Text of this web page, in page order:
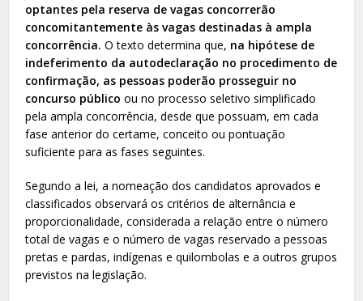
optantes pela reserva de vagas concorrerão
concomitantemente às vagas destinadas à ampla
concorrência.O texto determina que, na hipótese de
indeferimento da autodeclaração no procedimento de
confirmação, as pessoas poderão prosseguir no
concurso público ou no processo seletivo simplificado
pela ampla concorrência, desde que possuam, em cada
fase anterior do certame, conceito ou pontuação
suficiente para as fases seguintes.
Segundo a lei, a nomeação dos candidatos aprovados e
classificados observará os critérios de alternância e
proporcionalidade, considerada a relação entre o número
total de vagas e o número de vagas reservado a pessoas
pretas e pardas, indígenas e quilombolas e a outros grupos
previstos na legislação.